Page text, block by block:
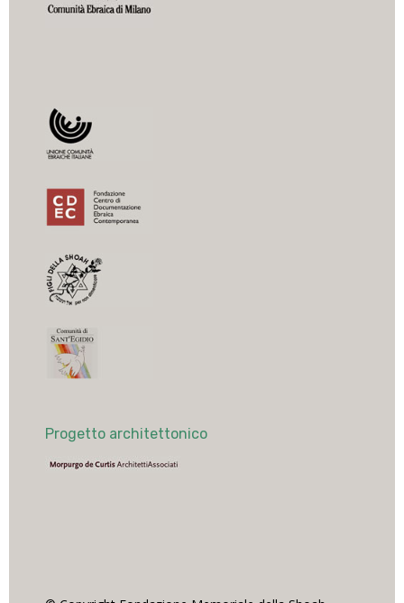
Progetto architettonico